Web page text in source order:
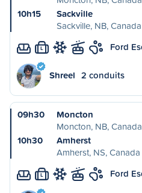
10h15
Sackville
Sackville, NB, Canada
L Ford
Shreel 2 conduits
09h30
Moncton
Moncton, NB, Canada
10h30
Amherst
Amherst, NS, Canada
L Ford